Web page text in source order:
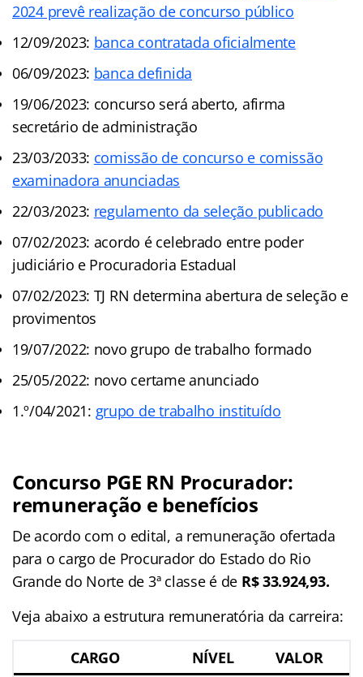
2024 prevê realização de concurso público
12/09/2023: banca contratada oficialmente
06/09/2023: banca definida
19/06/2023: concurso será aberto, afirma
secretário de administração
23/03/2033: comissão de concurso e comissão
examinadora anunciadas
22/03/2023: regulamento da seleção publicado
07/02/2023: acordo é celebrado entre poder
judiciário e Procuradoria Estadual
07/02/2023: TJ RN determina abertura de seleção e
provimentos
19/07/2022: novo grupo de trabalho formado
25/05/2022: novo certame anunciado
1.º/04/2021: grupo de trabalho instituído
Concurso PGE RN Procurador:
remuneração e benefícios
De acordo com o edital, a remuneração ofertada
para o cargo de Procurador do Estado do Rio
Grande do Norte de 3ª classe é de R$ 33.924,93.
Veja abaixo a estrutura remuneratória da carreira:
CARGO NÍVEL VALOR